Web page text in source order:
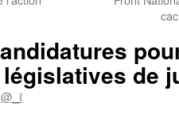
de
@_ï